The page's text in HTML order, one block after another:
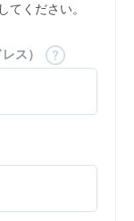
ください。
ス）